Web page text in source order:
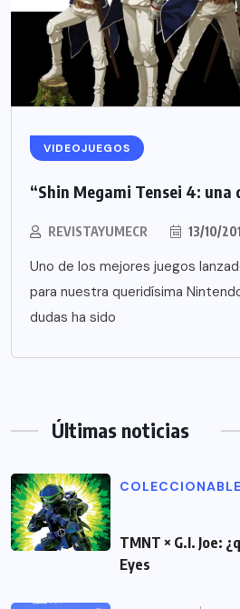
VIDEOJUEGOS
“Shin Megami Tensei 4: una
REVISTAYUMECR 13/10/
Uno de los mejores juegos
para nuestra queridísima
dudas ha sido
Últimas noticias
TMNT × G.I. Joe:
Eyes